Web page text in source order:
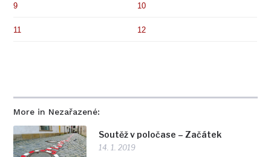
More in Nezařazené:
Soutěž v poločase – Začátek
14. 1. 2019
9 10
11 12